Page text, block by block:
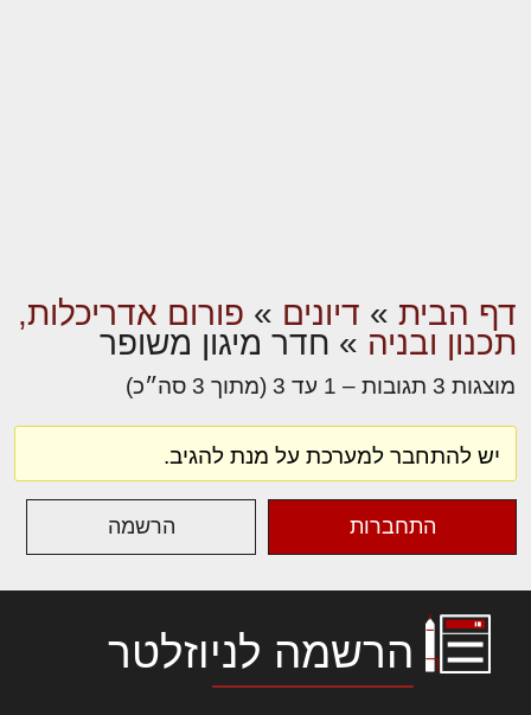
דף הבית » דיונים » פורום אדריכלות,
תכנון ובניה » חדר מיגון משופר
מוצגות 3 תגובות – 1 עד 3 (מתוך 3 סה״כ)
יש להתחבר למערכת על מנת להגיב.
התחברות הרשמה
הרשמה לניוזלטר